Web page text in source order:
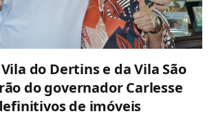
do Dertins e da Vila São
do governador Carlesse
de imóveis